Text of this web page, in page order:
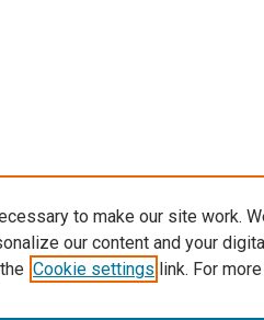
to make our site work.
our content and your
Cookie settings link. For